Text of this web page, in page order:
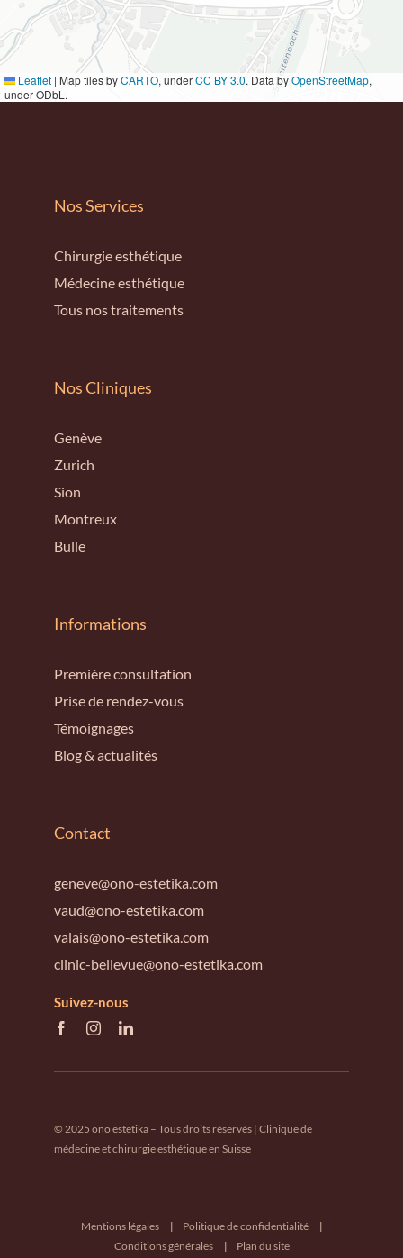
Leaflet | Map tiles byCARTO, underCC BY 3.0. Data byOpenStreetMap,
under ODbL.
Nos Services
Chirurgie esthétique
Médecine esthétique
Tous nos traitements
Nos Cliniques
Genève
Zurich
Sion
Montreux
Bulle
Informations
Première consultation
Prise de rendez-vous
Témoignages
Blog & actualités
Contact
geneve@ono-estetika.com
vaud@ono-estetika.com
valais@ono-estetika.com
clinic-bellevue@ono-estetika.com
Suivez-nous
© 2025 ono estetika – Tous droits réservés | Clinique de
médecine et chirurgie esthétique en Suisse
Mentions légales
Politique de confidentialité
Conditions générales
Plan du site